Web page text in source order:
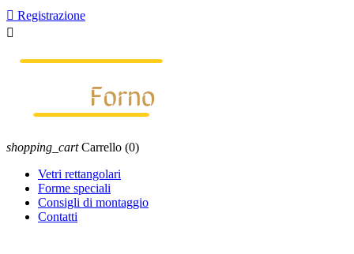
 Registrazione

shopping_cart Carrello (0)
Vetri rettangolari
Forme speciali
Consigli di montaggio
Contatti